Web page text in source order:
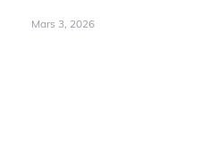
Mars 3, 2026